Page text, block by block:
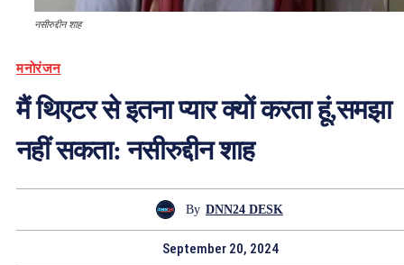
नसीरुद्दीन शाह
मनोरंजन
मैं थिएटर से इतना प्यार क्यों करता हूं,समझा
नहीं सकता: नसीरुद्दीन शाह
By DNN24 DESK
September 20, 2024